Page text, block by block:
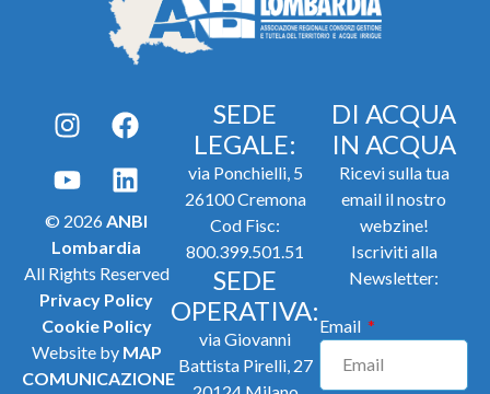
© 2026ANBI
Lombardia
All Rights Reserved
Privacy Policy
Cookie Policy
Website by MAP
COMUNICAZIONE
SEDE
LEGALE:
via Ponchielli, 5
26100 Cremona
Cod Fisc:
800.399.501.51
SEDE
OPERATIVA:
via Giovanni
Battista Pirelli, 27
DI ACQUA
IN ACQUA
Ricevi sulla tua
email il nostro
webzine!
Iscriviti alla
Newsletter:
Email